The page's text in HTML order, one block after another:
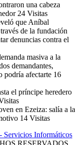
una cabeza
24 Visitas
que Aníbal
de la fundación
denuncias contra el
masiva a la
demandantes,
podría afectarte 16
el príncipe heredero
en Ezeiza: salía a la
14 Visitas
Servicios Informáticos